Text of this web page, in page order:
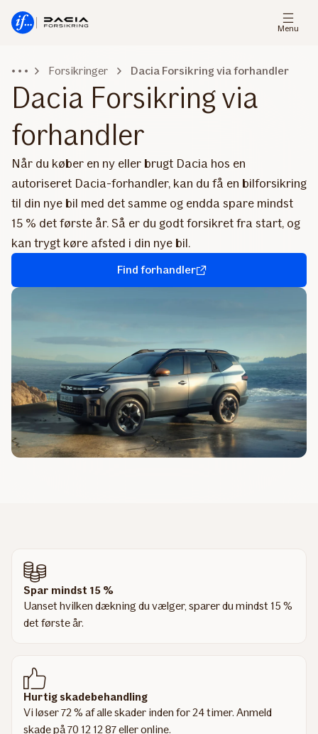
Menu
Forsikringer Dacia Forsikring via forhandler
Dacia Forsikring via
forhandler
Når du køber en ny eller brugt Dacia hos en
autoriseret Dacia-forhandler, kan du få en bilforsikring
til din nye bil med det samme og endda spare mindst
15 % det første år. Så er du godt forsikret fra start, og
kan trygt køre afsted i din nye bil.
Find forhandler
Spar mindst 15 %
Uanset hvilken dækning du vælger, sparer du mindst 15 %
det første år.
Hurtig skadebehandling
Vi løser 72 % af alle skader inden for 24 timer. Anmeld
skade på 70 12 12 87 eller online.